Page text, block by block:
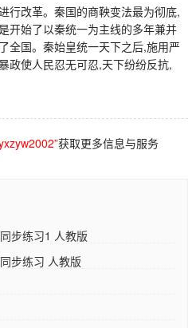
改革。秦国的商鞅变法最为彻底,
开始了以秦统一为主线的多年兼并
全国。秦始皇统一天下之后,施用严
政使人民忍无可忍,天下纷纷反抗,
获取更多信息与服务
步练习1 人教版
步练习 人教版